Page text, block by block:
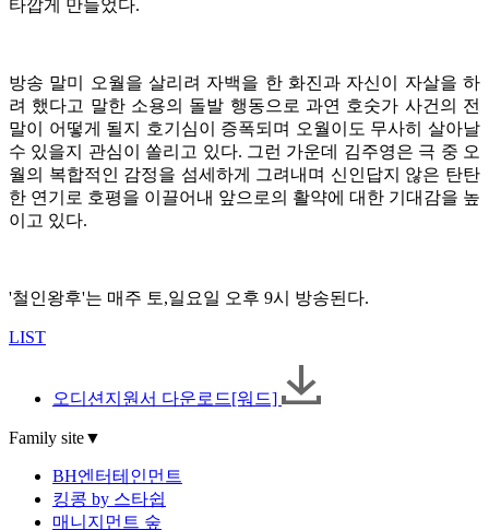
타깝게 만들었다.
방송 말미 오월을 살리려 자백을 한 화진과 자신이 자살을 하
려 했다고 말한 소용의 돌발 행동으로 과연 호숫가 사건의 전
말이 어떻게 될지 호기심이 증폭되며 오월이도 무사히 살아날
수 있을지 관심이 쏠리고 있다. 그런 가운데 김주영은 극 중 오
월의 복합적인 감정을 섬세하게 그려내며 신인답지 않은 탄탄
한 연기로 호평을 이끌어내 앞으로의 활약에 대한 기대감을 높
이고 있다.
'철인왕후'는 매주 토,일요일 오후 9시 방송된다.
LIST
오디션지원서 다운로드[워드]
Family site▼
BH엔터테인먼트
킹콩 by 스타쉽
매니지먼트 숲